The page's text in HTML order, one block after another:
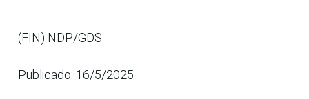
(FIN) NDP/GDS
Publicado: 16/5/2025